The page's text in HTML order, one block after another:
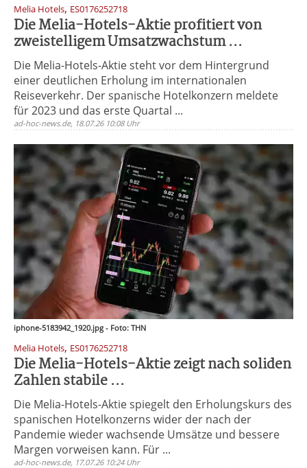
Melia Hotels, ES0176252718
Die Melia-Hotels-Aktie profitiert von
zweistelligem Umsatzwachstum ...
Die Melia-Hotels-Aktie steht vor dem Hintergrund
einer deutlichen Erholung im internationalen
Reiseverkehr. Der spanische Hotelkonzern meldete
für 2023 und das erste Quartal ...
ad-hoc-news.de, 18.07.26 10:08 Uhr
iphone-5183942_1920.jpg - Foto: THN
Melia Hotels, ES0176252718
Die Melia-Hotels-Aktie zeigt nach soliden
Zahlen stabile ...
Die Melia-Hotels-Aktie spiegelt den Erholungskurs des
spanischen Hotelkonzerns wider der nach der
Pandemie wieder wachsende Umsätze und bessere
Margen vorweisen kann. Für ...
ad-hoc-news.de, 17.07.26 10:24 Uhr